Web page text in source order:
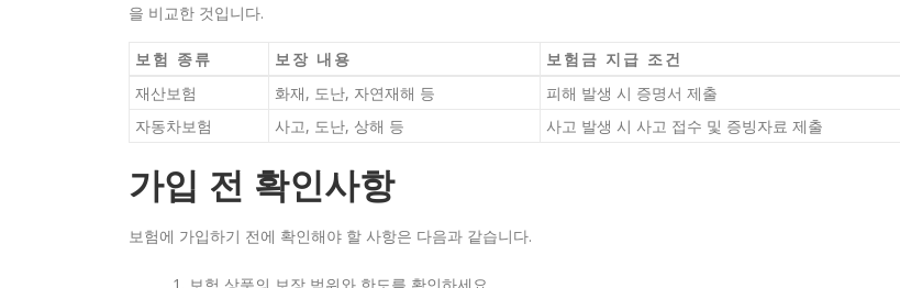
을 비교한 것입니다.
보험 종류 보장 내용
보험금 지급 조건
재산보험
화재, 도난, 자연재해 등
피해 발생 시 증명서 제출
자동차보험
사고, 도난, 상해 등 사고 발생 시 사고 접수 및 증빙자료 제출
가입 전 확인사항
보험에 가입하기 전에 확인해야 할 사항은 다음과 같습니다.